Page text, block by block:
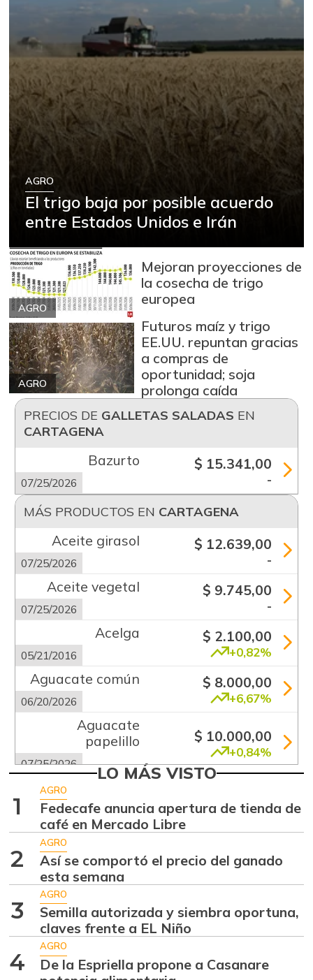
AGRO
El trigo baja por posible acuerdo
entre Estados Unidos e Irán
AGRO
Mejoran proyecciones de
la cosecha de trigo
europea
AGRO
Futuros maíz y trigo
EE.UU. repuntan gracias
a compras de
oportunidad; soja
prolonga caída
PRECIOS DE GALLETAS SALADAS EN
CARTAGENA
Bazurto
07/25/2026
$ 15.341,00
-
MÁS PRODUCTOS EN CARTAGENA
Aceite girasol
07/25/2026
$ 12.639,00
-
Aceite vegetal
07/25/2026
$ 9.745,00
-
Acelga
05/21/2016
$ 2.100,00
+0,82%
Aguacate común
06/20/2026
$ 8.000,00
+6,67%
Aguacate
papelillo
07/25/2026
$ 10.000,00
+0,84%
07/25/2026 -13,15%
Ajo
07/25/2026
$ 5.583,00
+2,76%
Ají dulce
01/17/2015
$ 3.801,00
Ají topito dulce
07/25/2026
Alas de pollo sin
LO MÁS VISTO
1
AGRO
Fedecafe anuncia apertura de tienda de
café en Mercado Libre
2
AGRO
Así se comportó el precio del ganado
esta semana
3
AGRO
Semilla autorizada y siembra oportuna,
claves frente a EL Niño
4
AGRO
De la Espriella propone a Casanare